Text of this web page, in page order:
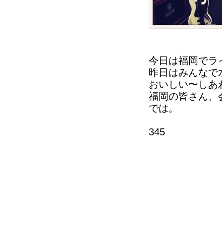
今日は福岡でラ
昨日はみんなで
おいしい〜しあ
福岡の皆さん、
では。
345